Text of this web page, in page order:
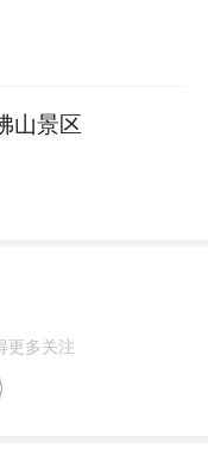
山景区
更多关注